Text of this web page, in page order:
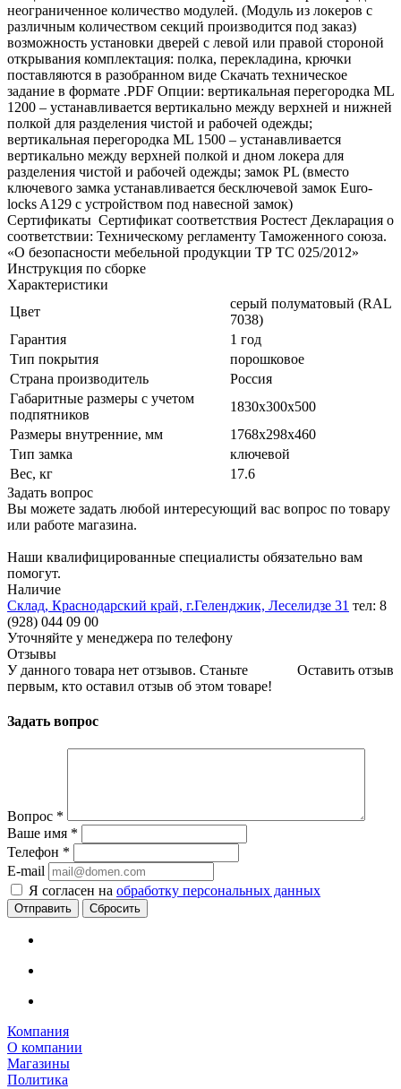
неограниченное количество модулей. (Модуль из локеров с
различным количеством секций производится под заказ)
возможность установки дверей с левой или правой стороной
открывания комплектация: полка, перекладина, крючки
поставляются в разобранном виде Скачать техническое
задание в формате .PDF Опции: вертикальная перегородка ML
1200 – устанавливается вертикально между верхней и нижней
полкой для разделения чистой и рабочей одежды;
вертикальная перегородка ML 1500 – устанавливается
вертикально между верхней полкой и дном локера для
разделения чистой и рабочей одежды; замок PL (вместо
ключевого замка устанавливается бесключевой замок Euro-
locks A129 с устройством под навесной замок)
Cертификаты Сертификат соответствия Ростест Декларация о
соответствии: Техническому регламенту Таможенного союза.
«О безопасности мебельной продукции ТР ТС 025/2012»
Инструкция по сборке
Характеристики
Цвет
серый полуматовый (RAL
7038)
Гарантия
1 год
Тип покрытия
порошковое
Страна производитель
Россия
Габаритные размеры с учетом
подпятников
1830x300x500
Размеры внутренние, мм
1768x298x460
Тип замка
ключевой
Вес, кг
17.6
Задать вопрос
Вы можете задать любой интересующий вас вопрос по товару
или работе магазина.
Наши квалифицированные специалисты обязательно вам
помогут.
Наличие
Склад, Краснодарский край, г.Геленджик, Леселидзе 31 тел: 8
(928) 044 09 00
Уточняйте у менеджера по телефону
Отзывы
Оставить отзыв
У данного товара нет отзывов. Станьте
первым, кто оставил отзыв об этом товаре!
Задать вопрос
Вопрос *
Ваше имя *
Телефон *
E-mail
Я согласен на обработку персональных данных
Сбросить
Компания
О компании
Магазины
Политика